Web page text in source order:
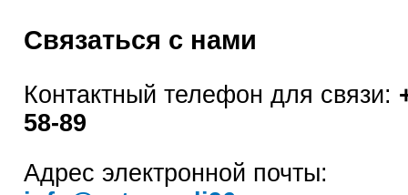
Связаться с нами
Контактный телефон для связи:
58-89
Адрес электронной почты: